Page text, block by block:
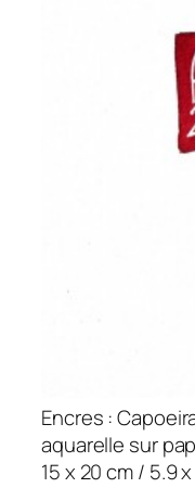
Encres :
aquarelle sur
15 x 20 cm / 5.9 x